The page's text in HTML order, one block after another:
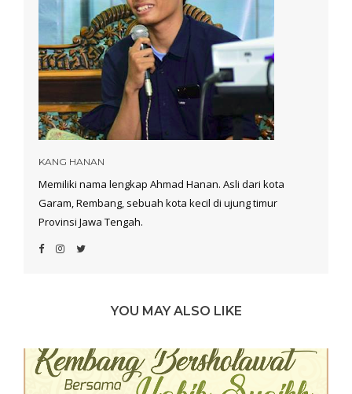
KANG HANAN
Memiliki nama lengkap Ahmad Hanan. Asli dari kota
Garam, Rembang, sebuah kota kecil di ujung timur
Provinsi Jawa Tengah.
YOU MAY ALSO LIKE